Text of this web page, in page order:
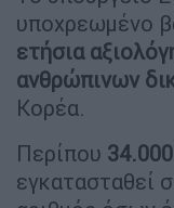
υποχρεωμένο
ετήσια
ανθρώπινων
Κορέα.
Περίπου
εγκατασταθεί